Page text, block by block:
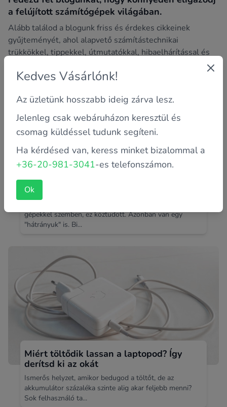
a felújított számítógépek világában.
Alább találod a blogunk friss és érdekes cikkeinek
gyűjteményét, ahol alapvető számítástechnikai
trükkökkel, tippekkel, útmutatókkal, hibaelhárítással és
Kitört a DC aljzat! Mit tegyek?
gépekkel szemben, ez köztudott. Azonban van egy
"hátrányuk" is. Bi...
Miért töltődik lassan a laptopod? Így
derítsd ki az okát
Ismerős helyzet, amikor bedugod a töltőt, de az
akkumulátor százaléka szinte alig akar feljebb menni?
Sok felhasználó ta...
Kedves Vásárlónk!
Az üzletünk hosszabb ideig zárva lesz.
Jelenleg csak webáruházon keresztül és
csomag küldéssel tudunk segíteni.
Ha kérdésed van, keress minket bizalommal a
+36-20-981-3041-es telefonszámon.
Ok